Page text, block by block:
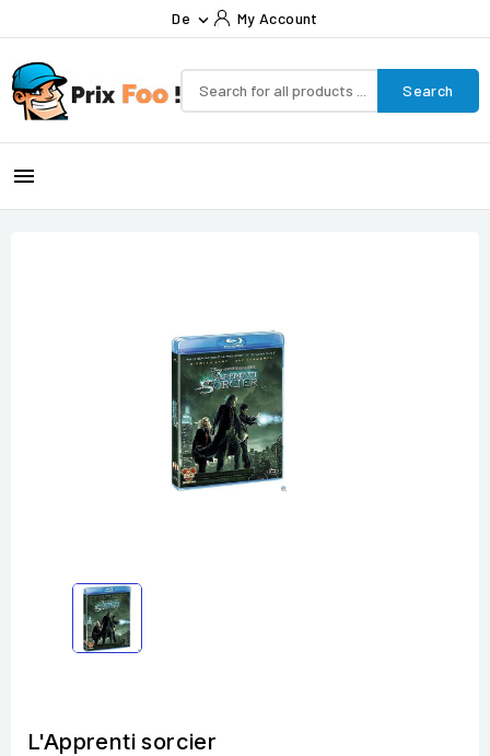
De  My Account
Search

L'Apprenti sorcier